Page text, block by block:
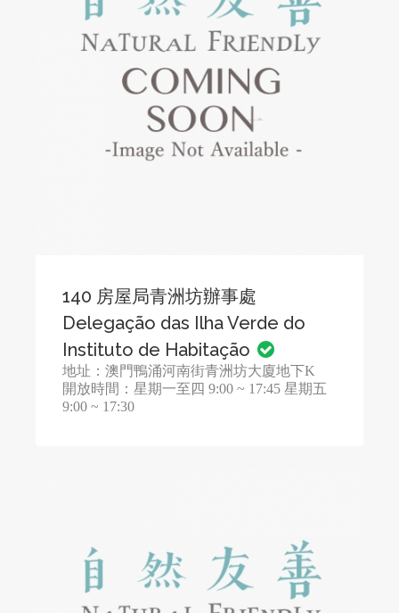
140 房屋局青洲坊辦事處
Delegação das Ilha Verde do
Instituto de Habitação
地址：澳門鴨涌河南街青洲坊大廈地下K
開放時間：星期一至四 9:00 ~ 17:45 星期五
9:00 ~ 17:30